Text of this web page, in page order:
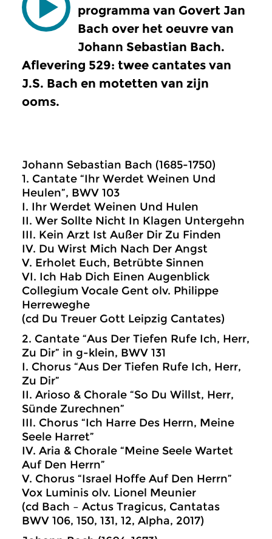
programma van Govert Jan
Bach over het oeuvre van
Johann Sebastian Bach.
Aflevering 529: twee cantates van
J.S. Bach en motetten van zijn
ooms.
Johann Sebastian Bach (1685-1750)
1. Cantate “Ihr Werdet Weinen Und
Heulen”, BWV 103
I. Ihr Werdet Weinen Und Hulen
II. Wer Sollte Nicht In Klagen Untergehn
III. Kein Arzt Ist Außer Dir Zu Finden
IV. Du Wirst Mich Nach Der Angst
V. Erholet Euch, Betrübte Sinnen
VI. Ich Hab Dich Einen Augenblick
Collegium Vocale Gent olv. Philippe
Herreweghe
(cd Du Treuer Gott Leipzig Cantates)
2. Cantate “Aus Der Tiefen Rufe Ich, Herr,
Zu Dir” in g-klein, BWV 131
I. Chorus “Aus Der Tiefen Rufe Ich, Herr,
Zu Dir”
II. Arioso & Chorale “So Du Willst, Herr,
Sünde Zurechnen”
III. Chorus “Ich Harre Des Herrn, Meine
Seele Harret”
IV. Aria & Chorale “Meine Seele Wartet
Auf Den Herrn”
V. Chorus “Israel Hoffe Auf Den Herrn”
Vox Luminis olv. Lionel Meunier
(cd Bach – Actus Tragicus, Cantatas
BWV 106, 150, 131, 12, Alpha, 2017)